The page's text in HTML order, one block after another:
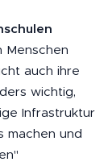
Menschen
auch ihre
wichtig,
Infrastruktur
machen und